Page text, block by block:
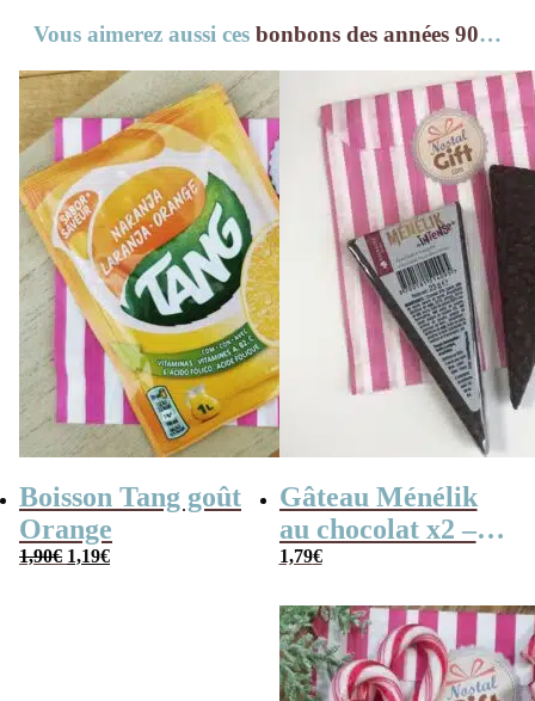
Vous aimerez aussi ces bonbons des années 90…
Boisson Tang goût
Orange
1,90€ Le
1,19€Le
Gâteau Ménélik
au chocolat x2 –
Gaufrette
1,79€